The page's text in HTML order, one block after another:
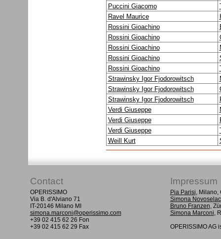
Puccini Giacomo
Ravel Maurice
Rossini Gioachino
Rossini Gioachino
Rossini Gioachino
Rossini Gioachino
Rossini Gioachino
Strawinsky Igor Fjodorowitsch
Strawinsky Igor Fjodorowitsch
Strawinsky Igor Fjodorowitsch
Verdi Giuseppe
Verdi Giuseppe
Verdi Giuseppe
Weill Kurt
Contact Impressum
OPERISSIMO
Via B. d'Alviano 71
IT-20146 Milano MI
simona.marconi@operissimo.com
+39 02 415 62 26 Fon
+39 02 415 62 29 Fax
Pia Parisi, Milano,
Simona Novoselac
Bruno Franzen,
Simona Marconi,
OPERISSIMO AG